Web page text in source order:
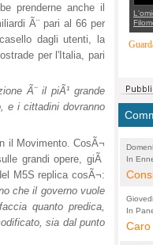
prenderne anche il
Ã¨ pari al 66 per
dagli utenti, la
per l'Italia, pari
Ã¨ il piÃ¹ grande
e i cittadini dovranno
il Movimento. CosÃ¬
grandi opere, giÃ
M5S replica cosÃ¬:
che il governo vuole
quanto predica,
sia dal punto
In
In
Caro